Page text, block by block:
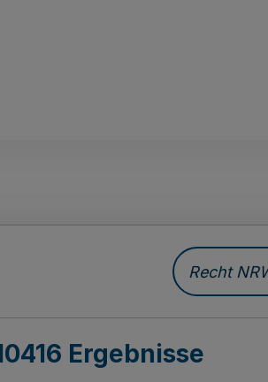
Recht NRW
Ergebnisse